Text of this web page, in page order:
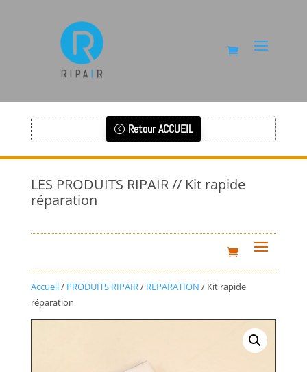
Retour ACCUEIL
LES PRODUITS RIPAIR // Kit rapide
réparation
Accueil/ PRODUITS RIPAIR/ REPARATION / Kit rapide
réparation